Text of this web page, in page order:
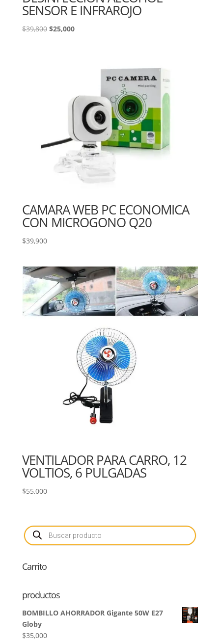
SENSOR E INFRAROJO
$39,800 El
$25,000El
CAMARA WEB PC ECONOMICA
CON MICROGONO Q20
$39,900
VENTILADOR PARA CARRO, 12
VOLTIOS, 6 PULGADAS
$55,000
Búsqueda
de
productos
Carrito
productos
BOMBILLO AHORRADOR Gigante 50W E27
Globy
$35,000